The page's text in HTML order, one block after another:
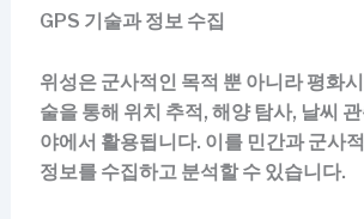
GPS 기술과 정보 수집
위성은 군사적인 목적 뿐 아니라 평화
술을 통해 위치 추적, 해양 탐사, 날씨
야에서 활용됩니다. 이를 민간과 군사
정보를 수집하고 분석할 수 있습니다.